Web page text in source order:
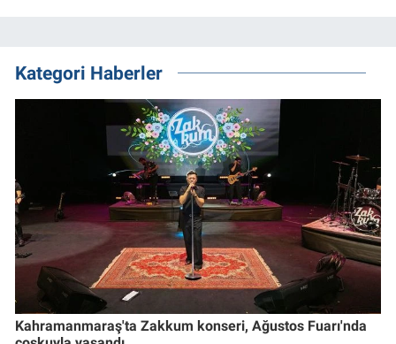
Kategori Haberler
Kahramanmaraş'ta Zakkum konseri, Ağustos Fuarı'nda